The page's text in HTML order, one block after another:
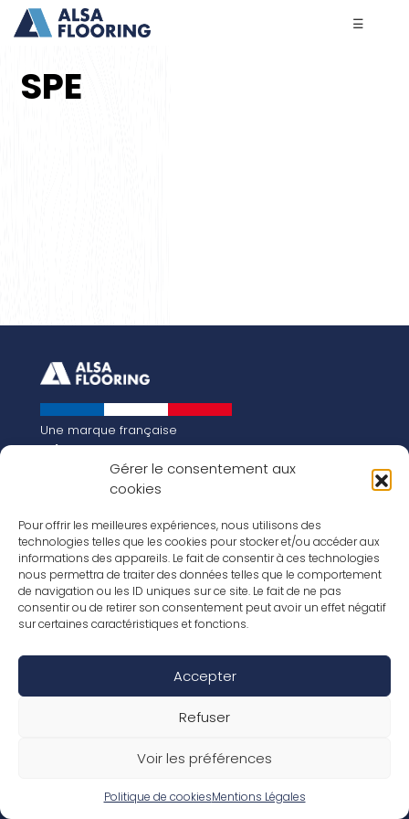
Gérer le consentement aux
cookies
Pour offrir les meilleures expériences, nous utilisons des
technologies telles que les cookies pour stocker et/ou accéder aux
informations des appareils. Le fait de consentir à ces technologies
nous permettra de traiter des données telles que le comportement
de navigation ou les ID uniques sur ce site. Le fait de ne pas
consentir ou de retirer son consentement peut avoir un effet négatif
sur certaines caractéristiques et fonctions.
Accepter
Refuser
Voir les préférences
Politique de cookiesMentions Légales
☰
SPE
Une marque française
Qui sommes-nous
Notre histoire
Les chiffres clés
FR
EN
Nos revêtements
Nos Stratifiés
Nos accessoires
Nos parquets
Conditions de garantie
Déclaration de performance
Politique de confidentialité